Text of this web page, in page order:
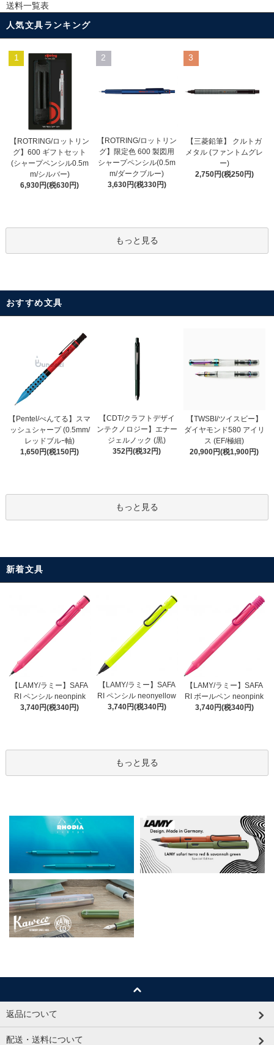
送料一覧表
人気文具ランキング
1
【ROTRING/ロットリン
グ】600 ギフトセット
(シャープペンシル0.5m
m/シルバー)
6,930円(税630円)
2
【ROTRING/ロットリン
グ】限定色 600 製図用
シャープペンシル(0.5m
m/ダークブルー)
3,630円(税330円)
3
【三菱鉛筆】 クルトガ
メタル (ファントムグレ
ー)
2,750円(税250円)
もっと見る
おすすめ文具
【Pentel/ぺんてる】スマ
ッシュシャープ (0.5mm/
レッドブルｰ軸)
1,650円(税150円)
【CDT/クラフトデザイ
ンテクノロジー】エナー
ジェルノック (黒)
352円(税32円)
【TWSBI/ツイスビー】
ダイヤモンド580 アイリ
ス (EF/極細)
20,900円(税1,900円)
もっと見る
新着文具
【LAMY/ラミー】SAFA
RI ペンシル neonpink
3,740円(税340円)
【LAMY/ラミー】SAFA
RI ペンシル neonyellow
3,740円(税340円)
【LAMY/ラミー】SAFA
RI ボールペン neonpink
3,740円(税340円)
もっと見る
返品について
配送・送料について